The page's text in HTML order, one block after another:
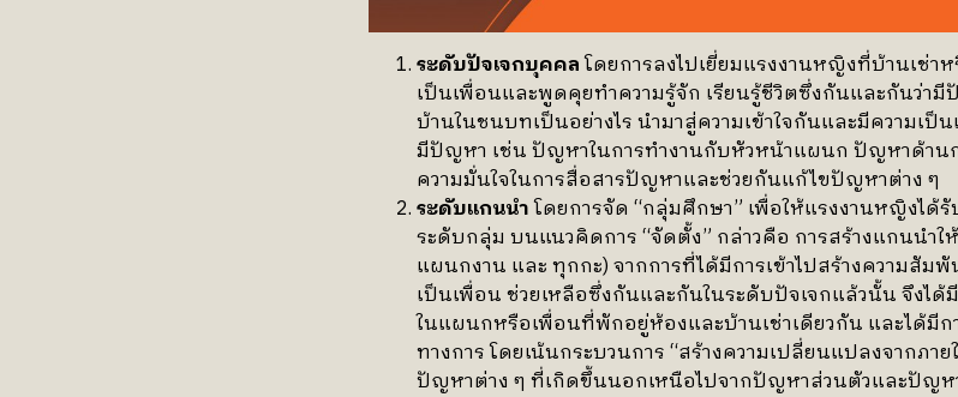
ระดับปัจเจกบุคคลโดยการลงไปเยี่ยมแรงงานหญิงที่บ้านเช่า
เป็นเพื่อนและพูดคุยทำความรู้จัก เรียนรู้ชีวิตซึ่งกันและกันว่า
บ้านในชนบทเป็นอย่างไร นำมาสู่ความเข้าใจกันและมีความเ
มีปัญหา เช่น ปัญหาในการทำงานกับหัวหน้าแผนก ปัญหาด้าน
ความมั่นใจในการสื่อสารปัญหาและช่วยกันแก้ไขปัญหาต่าง ๆ
ระดับแกนนำโดยการจัด “กลุ่มศึกษา” เพื่อให้แรงงานหญิงไ
ระดับกลุ่ม บนแนวคิดการ “จัดตั้ง” กล่าวคือ การสร้างแกนนำ
แผนกงาน และ ทุกกะ) จากการที่ได้มีการเข้าไปสร้างความสัม
เป็นเพื่อน ช่วยเหลือซึ่งกันและกันในระดับปัจเจกแล้วนั้น จึงได้
ในแผนกหรือเพื่อนที่พักอยู่ห้องและบ้านเช่าเดียวกัน และได้มี
ทางการ โดยเน้นกระบวนการ “สร้างความเปลี่ยนแปลงจากภาย
ปัญหาต่าง ๆ ที่เกิดขึ้นนอกเหนือไปจากปัญหาส่วนตัวและปัญ